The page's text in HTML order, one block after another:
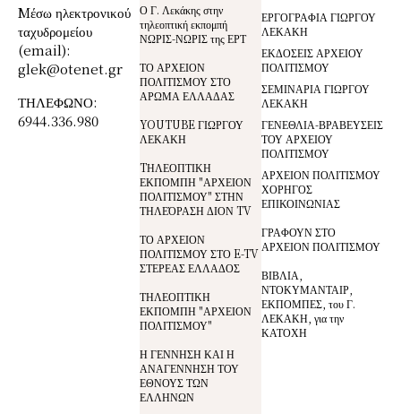
Mέσω ηλεκτρονικού
ταχυδρομείου
(email):
glek@otenet.gr
ΤΗΛΕΦΩΝΟ:
6944.336.980
Ο Γ. Λεκάκης στην
τηλεοπτική εκπομπή
ΝΩΡΙΣ-ΝΩΡΙΣ της ΕΡΤ
ΤΟ ΑΡΧΕΙΟΝ
ΠΟΛΙΤΙΣΜΟΥ ΣΤΟ
ΑΡΩΜΑ ΕΛΛΑΔΑΣ
YOUTUBE ΓΙΩΡΓΟΥ
ΛΕΚΑΚΗ
TΗΛΕΟΠΤΙΚΗ
ΕΚΠΟΜΠΗ "ΑΡΧΕΙΟΝ
ΠΟΛΙΤΙΣΜΟΥ" ΣΤΗΝ
ΤΗΛΕΌΡΑΣΗ ΔΙΟΝ TV
ΤΟ ΑΡΧΕΙΟΝ
ΠΟΛΙΤΙΣΜΟΥ ΣΤΟ E-TV
ΣΤΕΡΕΑΣ ΕΛΛΑΔΟΣ
ΤΗΛΕΟΠΤΙΚΗ
ΕΚΠΟΜΠΗ "ΑΡΧΕΙΟΝ
ΠΟΛΙΤΙΣΜΟΥ"
Η ΓΕΝΝΗΣΗ ΚΑΙ Η
ΑΝΑΓΕΝΝΗΣΗ ΤΟΥ
ΕΘΝΟΥΣ ΤΩΝ
ΕΛΛΗΝΩΝ
ΕΡΓΟΓΡΑΦΙΑ ΓΙΩΡΓΟΥ
ΛΕΚΑΚΗ
ΕΚΔΟΣΕΙΣ ΑΡΧΕΙΟΥ
ΠΟΛΙΤΙΣΜΟΥ
ΣΕΜΙΝΑΡΙΑ ΓΙΩΡΓΟΥ
ΛΕΚΑΚΗ
ΓΕΝΕΘΛΙΑ-ΒΡΑΒΕΥΣΕΙΣ
ΤΟΥ ΑΡΧΕΙΟΥ
ΠΟΛΙΤΙΣΜΟΥ
ΑΡΧΕΙΟΝ ΠΟΛΙΤΙΣΜΟΥ
ΧΟΡΗΓΟΣ
ΕΠΙΚΟΙΝΩΝΙΑΣ
ΓΡΑΦΟΥΝ ΣΤΟ
ΑΡΧΕΙΟΝ ΠΟΛΙΤΙΣΜΟΥ
ΒΙΒΛΙΑ,
ΝΤΟΚΥΜΑΝΤΑΙΡ,
ΕΚΠΟΜΠΕΣ, του Γ.
ΛΕΚΑΚΗ, για την
ΚΑΤΟΧΗ